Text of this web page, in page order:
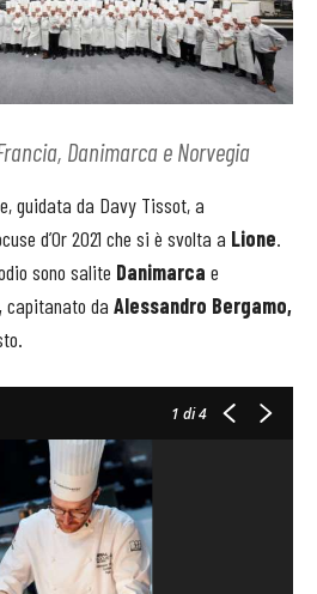
Danimarca e Norvegia
guidata da Davy Tissot, a
d’Or 2021 che si è svolta a Lione.
sono salite Danimarca e
capitanato da Alessandro Bergamo,
1 di 4